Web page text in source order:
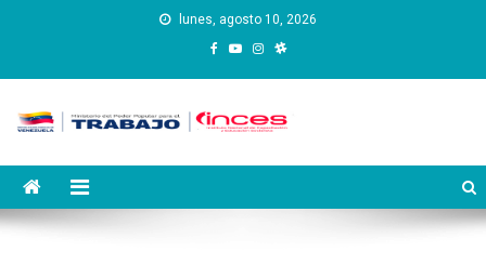
lunes, agosto 10, 2026
Instituto Nacional de
Capacitación y Educación